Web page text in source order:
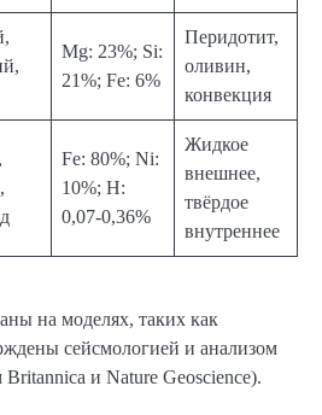
Mg: 23%; Si:
21%; Fe: 6%
Перидотит,
оливин,
конвекция
Fe: 80%; Ni:
10%; H:
0,07-0,36%
Жидкое
внешнее,
твёрдое
внутреннее
на моделях, таких как
сейсмологией и анализом
и Nature Geoscience).